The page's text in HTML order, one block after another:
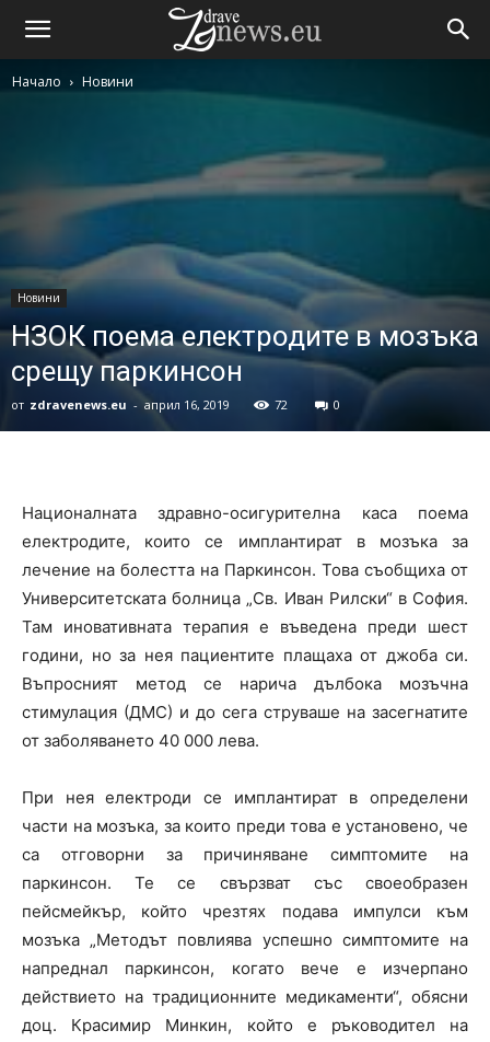
Начало Новини
Новини
НЗОК поема електродите в мозъка
срещу паркинсон
от zdravenews.eu - април 16, 2019 72 0
Националната здравно-осигурителна каса поема
електродите, които се имплантират в мозъка за
лечение на болестта на Паркинсон. Това съобщиха от
Университетската болница „Св. Иван Рилски“ в София.
Там иновативната терапия е въведена преди шест
години, но за нея пациентите плащаха от джоба си.
Въпросният метод се нарича дълбока мозъчна
стимулация (ДМС) и до сега струваше на засегнатите
от заболяването 40 000 лева.
При нея електроди се имплантират в определени
части на мозъка, за които преди това е установено, че
са отговорни за причиняване симптомите на
паркинсон. Те се свързват със своеобразен
пейсмейкър, който чрезтях подава импулси към
мозъка „Методът повлиява успешно симптомите на
напреднал паркинсон, когато вече е изчерпано
действието на традиционните медикаменти“, обясни
доц. Красимир Минкин, който е ръководител на